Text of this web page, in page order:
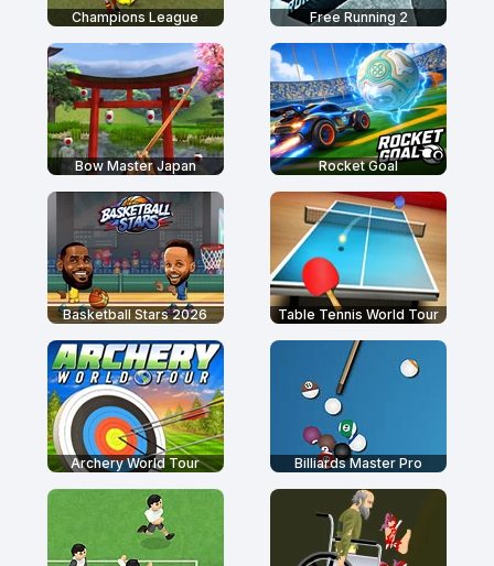
Champions League Free Running 2
Bow Master Japan Rocket Goal
Basketball Stars 2026 Table Tennis World Tour
Archery World Tour Billiards Master Pro